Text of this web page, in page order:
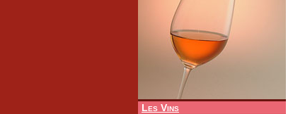
Les Vins